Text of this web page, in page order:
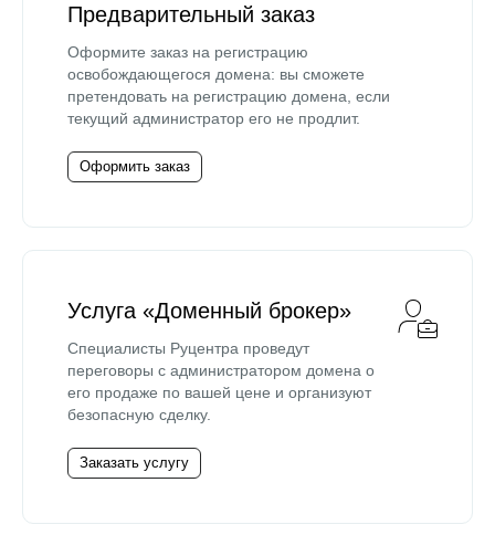
Предварительный заказ
Оформите заказ на регистрацию
освобождающегося домена: вы сможете
претендовать на регистрацию домена, если
текущий администратор его не продлит.
Оформить заказ
Услуга «Доменный брокер»
Специалисты Руцентра проведут
переговоры с администратором домена о
его продаже по вашей цене и организуют
безопасную сделку.
Заказать услугу